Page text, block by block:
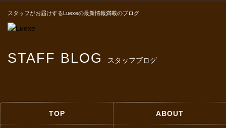
スタッフがお届けするLuexeの最新情報満載のブログ
STAFF BLOG スタッフブログ
TOP ABOUT